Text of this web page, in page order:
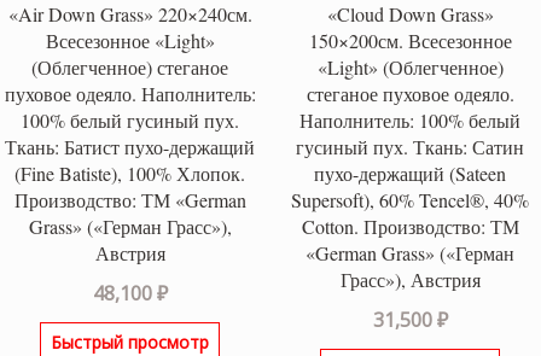
«Air Down Grass» 220×240см.
Всесезонное «Light»
(Облегченное) стеганое
пуховое одеяло. Наполнитель:
100% белый гусиный пух.
Ткань: Батист пухо-держащий
(Fine Batiste), 100% Хлопок.
Производство: ТМ «German
Grass» («Герман Грасс»),
Австрия
48,100₽
Быстрый просмотр
«Cloud Down Grass»
150×200см. Всесезонное
«Light» (Облегченное)
стеганое пуховое одеяло.
Наполнитель: 100% белый
гусиный пух. Ткань: Сатин
пухо-держащий (Sateen
Supersoft), 60% Tencel®, 40%
Cotton. Производство: ТМ
«German Grass» («Герман
Грасс»), Австрия
31,500₽